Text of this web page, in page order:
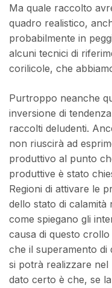
Ma quale raccolto
quadro realistico,
probabilmente in
alcuni tecnici di
corilicole, che
Purtroppo neanche
inversione di
raccolti deludenti.
non riuscirà ad
produttivo al punto
produttive è stato
Regioni di attivare le
dello stato di calamità
come spiegano gli
causa di questo
che il superamento di
si potrà realizzare
dato certo è che, se